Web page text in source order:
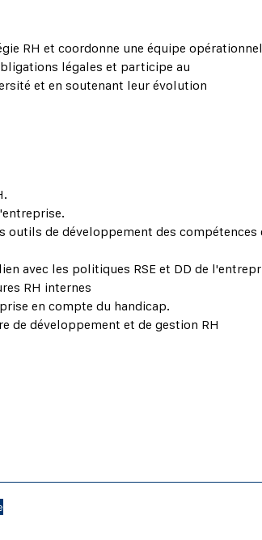
RH et coordonne une équipe
légales et participe au
et en soutenant leur évolution
de développement des compétences
avec les politiques RSE et DD de
RH internes
en compte du handicap.
de développement et de gestion RH